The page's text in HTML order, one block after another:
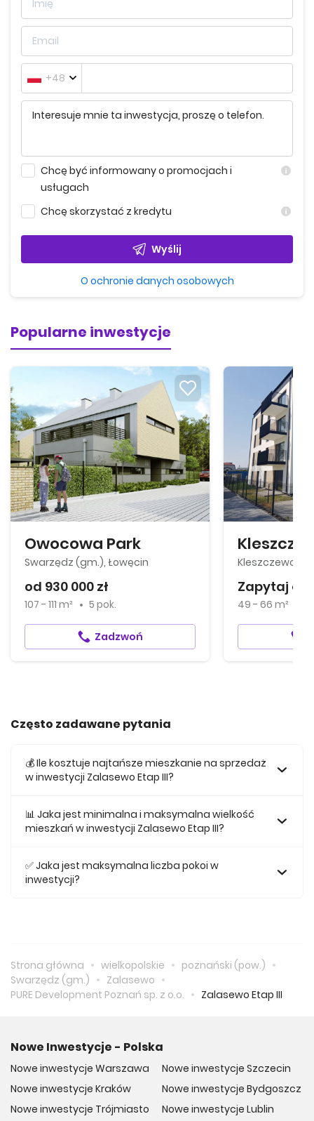
+48
Chcę być informowany o promocjach i
usługach
Chcę skorzystać z kredytu
Wyślij
O ochronie danych osobowych
Popularne inwestycje
Owocowa Park
Swarzędz (gm.), Łowęcin
od 930 000 zł
107 - 111 m² 5 pok.
Zadzwoń
Kleszczewo
Zapytaj o
49 - 66 m²
Często zadawane pytania
💰 Ile kosztuje najtańsze mieszkanie na sprzedaż
w inwestycji Zalasewo Etap III?
809 000 zł.
📊 Jaka jest minimalna i maksymalna wielkość
mieszkań w inwestycji Zalasewo Etap III?
Etap III posiada 106,65, natomiast najmniejsze mieszkanie
ma metraż 106,65.
✅ Jaka jest maksymalna liczba pokoi w
inwestycji?
Strona główna wielkopolskie
poznański (pow.)
Swarzędz (gm.)
Zalasewo
PURE Development Poznań sp. z o.o.
Zalasewo Etap III
Nowe Inwestycje - Polska
Nowe inwestycje Warszawa
Nowe inwestycje Kraków
Nowe inwestycje Trójmiasto
Nowe inwestycje Szczecin
Nowe inwestycje Bydgoszcz
Nowe inwestycje Lublin